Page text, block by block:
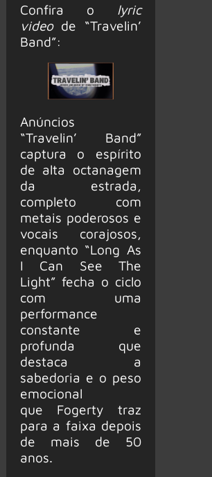
Confira o lyric
videode “Travelin’
Band”:
Anúncios
“Travelin’ Band”
captura o espírito
de alta octanagem
da estrada,
completo com
metais poderosos e
vocais corajosos,
enquanto “Long As
I Can See The
Light” fecha o ciclo
com uma
performance
constante e
profunda que
destaca a
sabedoria e o peso
emocional
que Fogerty traz
para a faixa depois
de mais de 50
anos.